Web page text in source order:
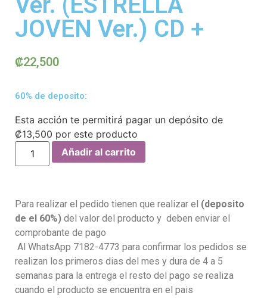
JOVEN Ver.) CD +
₡22,500
60% de deposito:
Esta acción te permitirá pagar un depósito de
₡13,500 por este producto
Añadir al carrito
Para realizar el pedido tienen que realizar el (deposito
de el 60%) del valor del producto y deben enviar el
comprobante de pago
Al WhatsApp 7182-4773 para confirmar los pedidos se
realizan los primeros dias del mes y dura de 4 a 5
semanas para la entrega el resto del pago se realiza
cuando el producto se encuentra en el pais